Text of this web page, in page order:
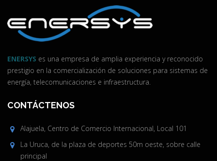
ENERSYS es una empresa de amplia experiencia y reconocido
prestigio en la comercialización de soluciones para sistemas de
energía, telecomunicaciones e infraestructura.
CONTÁCTENOS
Alajuela, Centro de Comercio Internacional, Local 101
La Uruca, de la plaza de deportes 50m oeste, sobre calle
principal